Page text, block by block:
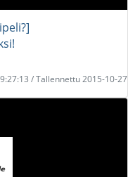
/ Tallennettu 2015-10-27